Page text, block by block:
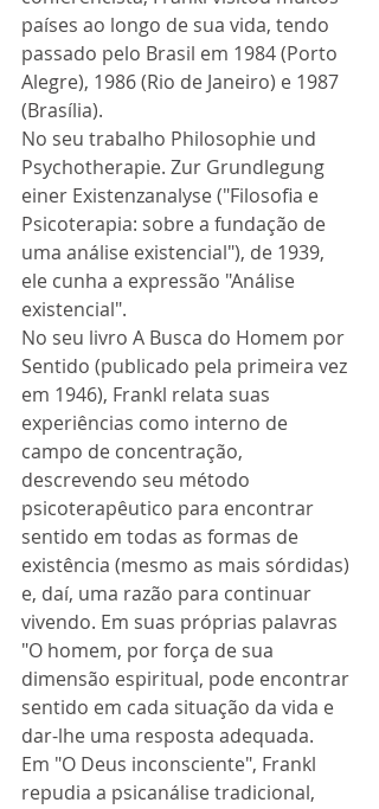
países ao longo de sua vida, tendo
passado pelo Brasil em 1984 (Porto
Alegre), 1986 (Rio de Janeiro) e 1987
(Brasília).
No seu trabalho Philosophie und
Psychotherapie. Zur Grundlegung
einer Existenzanalyse ("Filosofia e
Psicoterapia: sobre a fundação de
uma análise existencial"), de 1939,
ele cunha a expressão "Análise
existencial".
No seu livro A Busca do Homem por
Sentido (publicado pela primeira vez
em 1946), Frankl relata suas
experiências como interno de
campo de concentração,
descrevendo seu método
psicoterapêutico para encontrar
sentido em todas as formas de
existência (mesmo as mais sórdidas)
e, daí, uma razão para continuar
vivendo. Em suas próprias palavras
"O homem, por força de sua
dimensão espiritual, pode encontrar
sentido em cada situação da vida e
dar-lhe uma resposta adequada.
Em "O Deus inconsciente", Frankl
repudia a psicanálise tradicional,